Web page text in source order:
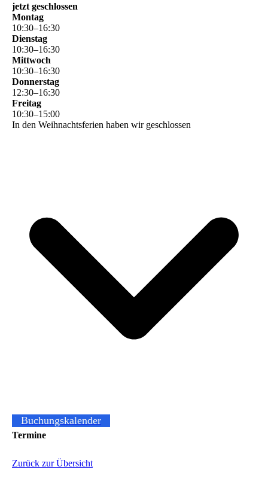
jetzt geschlossen
Montag
10:30–16:30
Dienstag
10:30–16:30
Mittwoch
10:30–16:30
Donnerstag
12:30–16:30
Freitag
10:30–15:00
In den Weihnachtsferien haben wir geschlossen
Buchungskalender
Termine
Zurück zur Übersicht